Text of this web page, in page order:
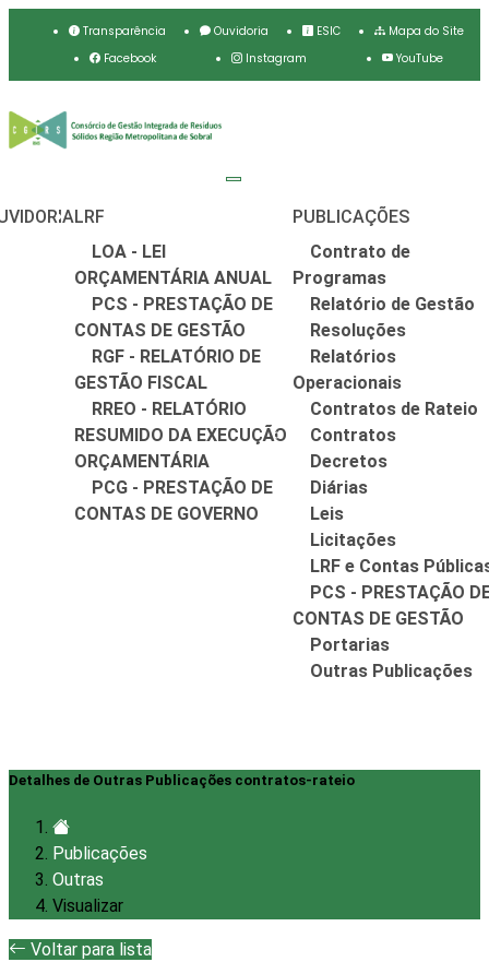
Transparência Ouvidoria ESIC
Mapa do Site
Facebook
Instagram YouTube
LRF
LOA - LEI
ORÇAMENTÁRIA ANUAL
PCS - PRESTAÇÃO DE
CONTAS DE GESTÃO
RGF - RELATÓRIO DE
GESTÃO FISCAL
RREO - RELATÓRIO
RESUMIDO DA EXECUÇÃO
ORÇAMENTÁRIA
PCG - PRESTAÇÃO DE
CONTAS DE GOVERNO
PUBLICAÇÕES
Contrato de
Programas
Relatório de Gestão
Resoluções
Relatórios
Operacionais
Contratos de Rateio
Contratos
Decretos
Diárias
Leis
Licitações
LRF e Contas
PCS - PRESTAÇÃO
CONTAS DE GESTÃO
Portarias
Outras Publicações
Detalhes de Outras Publicações contratos-rateio
Publicações
Outras
Visualizar
Voltar para lista